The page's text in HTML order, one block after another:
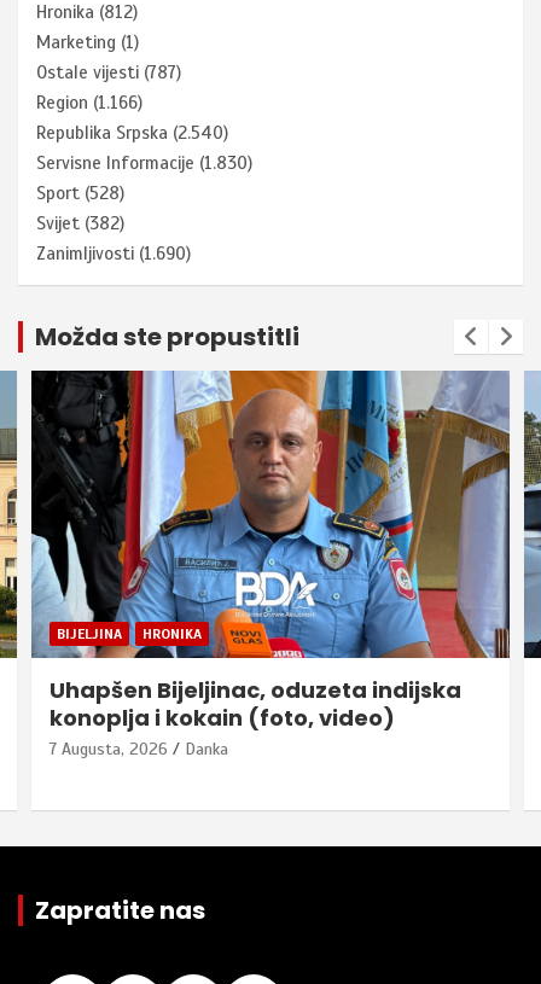
Hronika (812)
Marketing (1)
Ostale vijesti (787)
Region (1.166)
Republika Srpska (2.540)
Servisne Informacije (1.830)
Sport (528)
Svijet (382)
Zanimljivosti (1.690)
Možda ste propustitli
BIJELJINA HRONIKA
Uhapšen Bijeljinac, oduzeta indijska
konoplja i kokain (foto, video)
7 Augusta, 2026 Danka
Zapratite nas